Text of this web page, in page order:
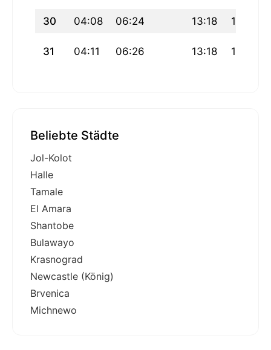
30 04:08 06:24 13:18 17:04
31 04:11 06:26 13:18 17:02
Beliebte Städte
Jol-Kolot
Halle
Tamale
El Amara
Shantobe
Bulawayo
Krasnograd
Newcastle (König)
Brvenica
Michnewo